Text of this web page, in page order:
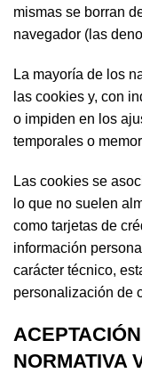
mismas se borran
navegador (las
La mayoría de los
las cookies y, con
o impiden en los
temporales o
Las cookies se
lo que no suelen
como tarjetas de
información
carácter técnico,
personalización de
NORMATIVA